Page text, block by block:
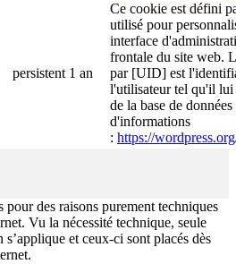
persistent 1 an
Ce cookie est défini
utilisé pour
interface
frontale du site web.
par [UID] est
l'utilisateur tel qu'il lui
de la base de
d'informations
: https://
pour des raisons purement techniques
Vu la nécessité technique, seule
et ceux-ci sont placés dès